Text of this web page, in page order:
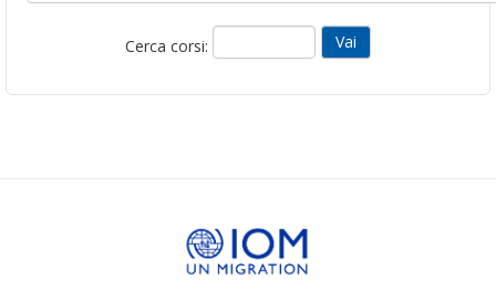
Cerca corsi: